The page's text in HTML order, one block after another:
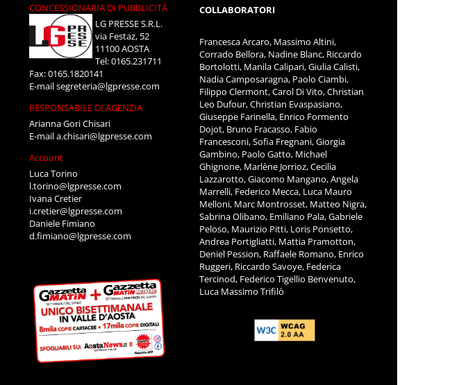
CONCESSIONARIA DI PUBBLICITÀ
LG PRESSE S.R.L.
via Festaz, 52
11100 AOSTA
Tel: 0165.231711
Fax: 0165.1820141
E-mailsegreteria@lgpresse.com
RESPONSABILE DI AGENZIA
Arianna Gori Chisari
E-maila.chisari@lgpresse.com
Account
Luca Torino
l.torino@lgpresse.com
Ivana Cretier
i.cretier@lgpresse.com
Daniele Fimiano
d.fimiano@lgpresse.com
COLLABORATORI
Francesca Arcaro, Massimo Altini,
Corrado Bellora, Nadine Blanc, Riccardo
Bortolotti, Manila Calipari, Giulia Calisti,
Nadia Camposaragna, Paolo Ciambi,
Filippo Clermont, Carol Di Vito, Christian
Leo Dufour, Christian Evaspasiano,
Giuseppe Farinella, Enrico Formento
Dojot, Bruno Fracasso, Fabio
Francesconi, Sofia Fregnani, Giorgia
Gambino, Paolo Gatto, Michael
Ghignone, Marlène Jorrioz, Cecilia
Lazzarotto, Giacomo Mangano, Angela
Marrelli, Federico Mecca, Luca Mauro
Melloni, Marc Montrosset, Matteo Nigra,
Sabrina Olibano, Emiliano Pala, Gabriele
Peloso, Maurizio Pitti, Loris Ponsetto,
Andrea Portigliatti, Mattia Pramotton,
Deniel Pession, Raffaele Romano, Enrico
Ruggeri, Riccardo Savoye, Federica
Tercinod, Federico Tigellio Benvenuto,
Luca Massimo Trifilò